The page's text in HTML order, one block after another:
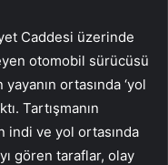
Caddesi üzerinde
otomobil sürücüsü
ortasında ‘yol
Tartışmanın
indi ve yol ortasında
gören taraflar, olay